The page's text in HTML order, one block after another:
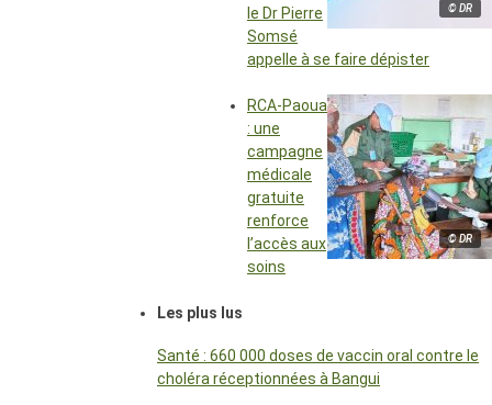
© DR
le Dr Pierre
Somsé
appelle à se faire dépister
© DR
RCA-Paoua
: une
campagne
médicale
gratuite
renforce
l’accès aux
soins
Les plus lus
Santé : 660 000 doses de vaccin oral contre le
choléra réceptionnées à Bangui